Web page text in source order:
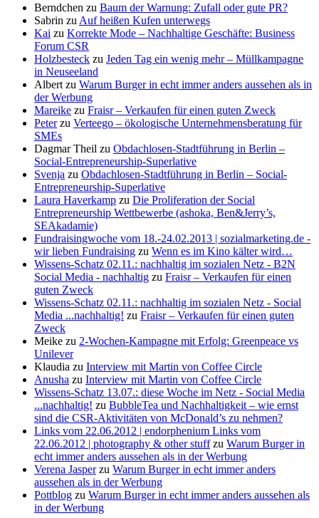
Berndchen zu Baum der Warnung: Zufall oder gute PR?
Sabrin zu Auf heißen Kufen unterwegs
Kai zu Korrekte Mode – Nachhaltige Geschäfte: Business
Forum CSR
Holzbesteck zu Jeden Tag ein wenig mehr – Müllkampagne
in Neuseeland
Albert zu Warum Burger in echt immer anders aussehen als in
der Werbung
Mareike zu Fraisr – Verkaufen für einen guten Zweck
Peterzu Verteego – ökologische Unternehmensberatung für
SMEs
Dagmar Theil zu Obdachlosen-Stadtführung in Berlin –
Social-Entrepreneurship-Superlative
Svenja zu Obdachlosen-Stadtführung in Berlin – Social-
Entrepreneurship-Superlative
Laura Haverkamp zu Die Proliferation der Social
Entrepreneurship Wettbewerbe (ashoka, Ben&Jerry’s,
SEAkadamie)
Fundraisingwoche vom 18.-24.02.2013 | sozialmarketing.de -
wir lieben Fundraising zu Wenn es im Kino kälter wird…
Wissens-Schatz 02.11.: nachhaltig im sozialen Netz - B2N
Social Media - nachhaltig zu Fraisr – Verkaufen für einen
guten Zweck
Wissens-Schatz 02.11.: nachhaltig im sozialen Netz - Social
Media ...nachhaltig! zu Fraisr – Verkaufen für einen guten
Zweck
Meike zu 2-Wochen-Kampagne mit Erfolg: Greenpeace vs
Unilever
Klaudia zu Interview mit Martin von Coffee Circle
Anusha zu Interview mit Martin von Coffee Circle
Wissens-Schatz 13.07.: diese Woche im Netz - Social Media
...nachhaltig! zu BubbleTea und Nachhaltigkeit – wie ernst
sind die CSR-Aktivitäten von McDonald’s zu nehmen?
Links vom 22.06.2012 | endorphenium Links vom
22.06.2012 | photography & other stuffzu Warum Burger in
echt immer anders aussehen als in der Werbung
Verena Jasperzu Warum Burger in echt immer anders
aussehen als in der Werbung
Pottblog zu Warum Burger in echt immer anders aussehen als
in der Werbung